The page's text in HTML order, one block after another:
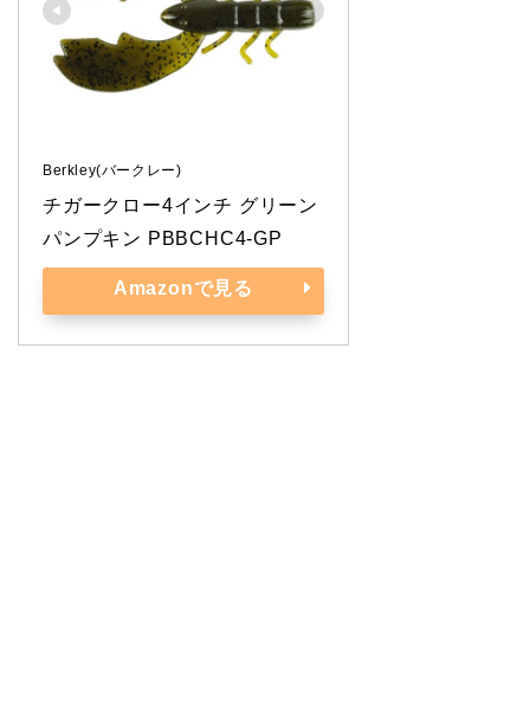
Berkley(バークレー)
チガークロー4インチ グリーン
パンプキン PBBCHC4-GP
Amazonで見る